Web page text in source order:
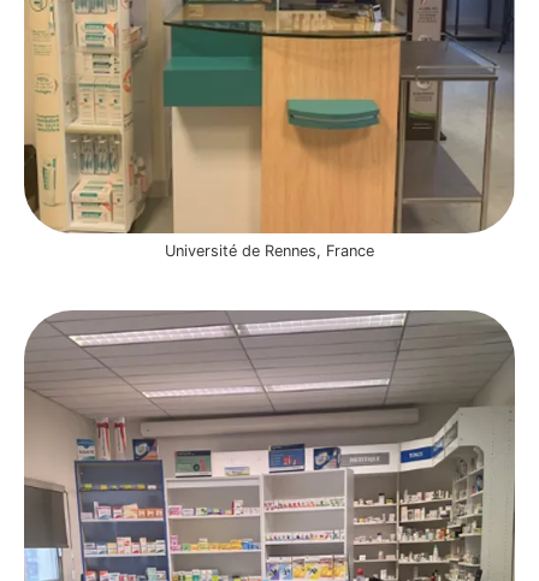
Université de Rennes, France